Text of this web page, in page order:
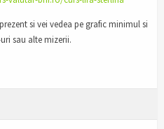
si vei vedea pe grafic minimul si
sau alte mizerii.